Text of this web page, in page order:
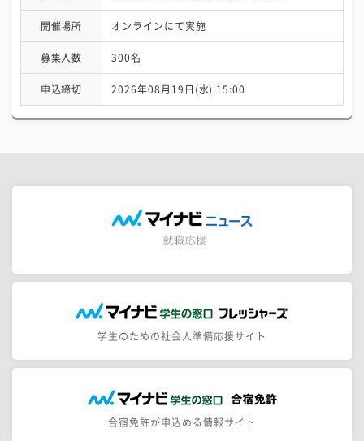
開催場所 オンラインにて実施
募集人数 300名
申込締切 2026年08月19日(水) 15:00
学生のための社会人準備応援サイト
合宿免許が申込める情報サイト